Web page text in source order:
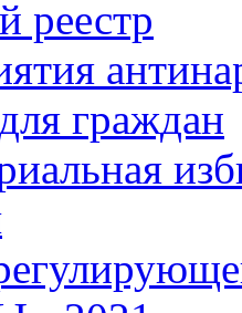
реестр
граждан